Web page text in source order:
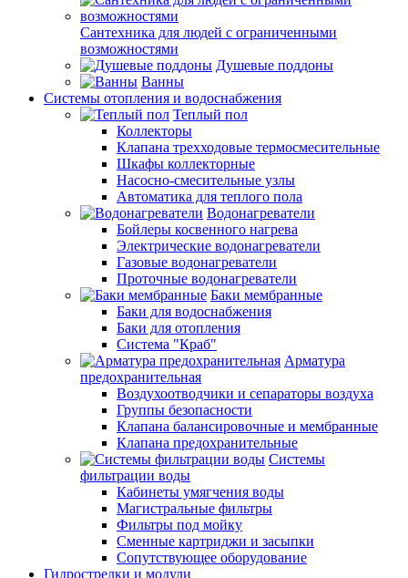
Сантехника для людей с ограниченными
возможностями
Душевые поддоны
Ванны
Системы отопления и водоснабжения
Теплый пол
Коллекторы
Клапана трехходовые термосмесительные
Шкафы коллекторные
Насосно-смесительные узлы
Автоматика для теплого пола
Водонагреватели
Бойлеры косвенного нагрева
Электрические водонагреватели
Газовые водонагреватели
Проточные водонагреватели
Баки мембранные
Баки для водоснабжения
Баки для отопления
Система "Краб"
Арматура
предохранительная
Воздухоотводчики и сепараторы воздуха
Группы безопасности
Клапана балансировочные и мембранные
Клапана предохранительные
Системы
фильтрации воды
Кабинеты умягчения воды
Магистральные фильтры
Фильтры под мойку
Сменные картриджи и засыпки
Сопутствующее оборудование
Гидрострелки и модули